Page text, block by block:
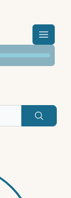
Menú
Buscar